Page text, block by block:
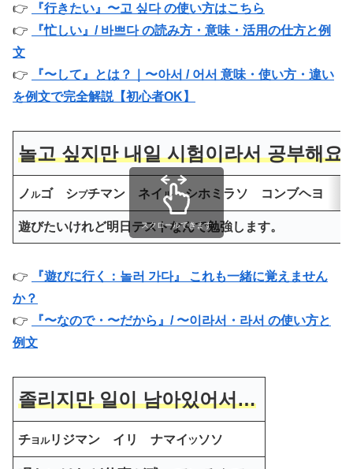
👉
『行きたい』〜고 싶다 の使い方はこちら
👉
『忙しい』/ 바쁘다 の読み方・意味・活用の仕方と例
文
👉
『〜して』とは？｜〜아서 / 어서 意味・使い方・違い
を例文で完全解説【初心者OK】
놀고 싶지만 내일 시험이라서 공부해요.
ノ ルゴ シプチマン ネイ ル シホミラソ コンブヘヨ
遊びたいけれど明日テストなんで勉強します。
スクロールできます
👉
『遊びに行く：놀러 가다』 これも一緒に覚えません
か？
👉
『〜なので・〜だから』/ 〜이라서・라서 の使い方と
例文
졸리지만 일이 남아있어서…
チヨルリジマン イリ ナマイツソソ